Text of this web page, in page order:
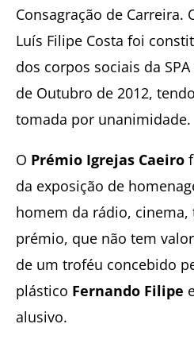
Consagração de
Luís Filipe Costa foi
dos corpos sociais da
de Outubro de 2012,
tomada por unanimidade.
O Prémio Igrejas Caeiro
da exposição de
homem da rádio, cinema,
prémio, que não tem
de um troféu concebido
plástico Fernando Filipe
alusivo.